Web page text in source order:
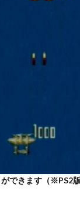
できます（※PS2